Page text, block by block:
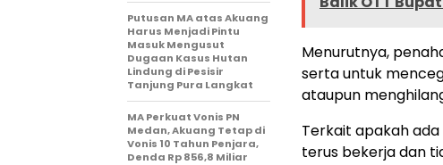
Menurutnya,
serta untuk
ataupun
Terkait apakah
terus bekerja dan
Putusan MA atas Akuang
Harus Menjadi Pintu
Masuk Mengusut
Dugaan Kasus Hutan
Lindung di Pesisir
Tanjung Pura Langkat
MA Perkuat Vonis PN
Medan, Akuang Tetap di
Vonis 10 Tahun Penjara,
Denda Rp 856,8 Miliar